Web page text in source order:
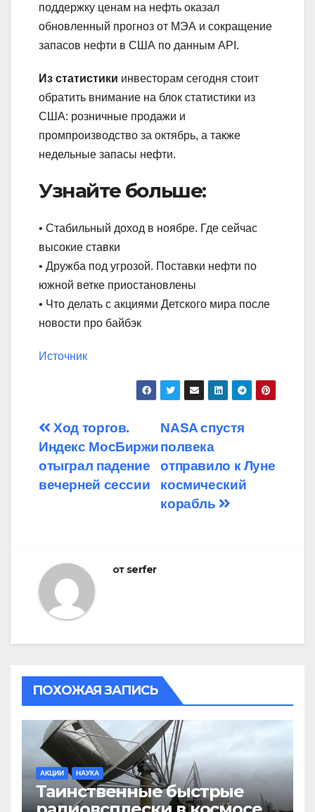
поддержку ценам на нефть оказал
обновленный прогноз от МЭА и сокращение
запасов нефти в США по данным API.
Из статистики инвесторам сегодня стоит
обратить внимание на блок статистики из
США: розничные продажи и
промпроизводство за октябрь, а также
недельные запасы нефти.
Узнайте больше:
• Стабильный доход в ноябре. Где сейчас
высокие ставки
• Дружба под угрозой. Поставки нефти по
южной ветке приостановлены
• Что делать с акциями Детского мира после
новости про байбэк
Источник
Навигация
по
записям
NASA спустя
полвека
отправило к Луне
космический
корабль
Ход торгов.
Индекс МосБиржи
отыграл падение
вечерней сессии
от serfer
ПОХОЖАЯ ЗАПИСЬ
АКЦИИ НАУКА
Таинственные быстрые